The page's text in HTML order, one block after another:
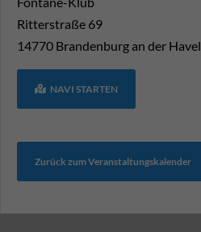
Ritterstraße 69
14770 Brandenburg an der Havel
NAVI STARTEN
Zurück zum Veranstaltungskalender